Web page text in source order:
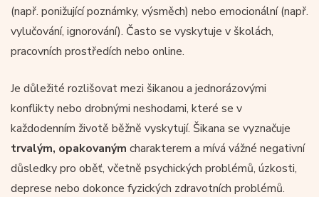
(např. ponižující poznámky, výsměch) nebo emocionální (např.
vylučování, ignorování). Často se vyskytuje v školách,
pracovních prostředích nebo online.
Je důležité rozlišovat mezi šikanou a jednorázovými
konflikty nebo drobnými neshodami, které se v
každodenním životě běžně vyskytují. Šikana se vyznačuje
trvalým, opakovaným charakterem a mívá vážné negativní
důsledky pro oběť, včetně psychických problémů, úzkosti,
deprese nebo dokonce fyzických zdravotních problémů.